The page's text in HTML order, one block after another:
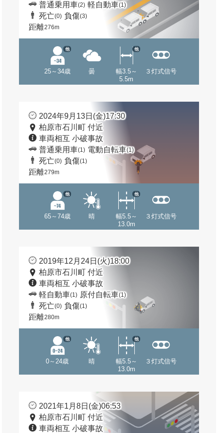
普通乗用車(2) 軽自動車(1)
死亡(0) 負傷(3)
距離276m
25～34歳
他
曇
幅3.5～
5.5m
他
３灯式信号
2024年9月13日(金)17:30
柏原市石川町 付近
車両相互 小破事故
普通乗用車(1) 電動自転車(1)
死亡(0) 負傷(1)
距離279m
65～74歳
他
晴
幅5.5～
13.0m
他
３灯式信号
2019年12月24日(火)18:00
柏原市石川町 付近
車両相互 小破事故
軽自動車(1) 原付自転車(1)
死亡(0) 負傷(1)
距離280m
0～24歳
他
晴
幅5.5～
13.0m
他
３灯式信号
2021年1月8日(金)06:53
柏原市石川町 付近
車両相互 小破事故